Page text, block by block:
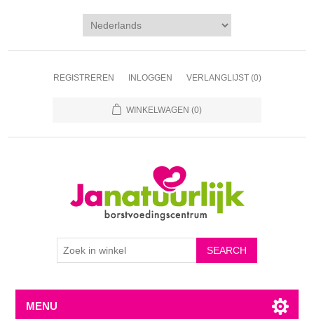
REGISTREREN INLOGGEN VERLANGLIJST (0)
WINKELWAGEN (0)
MENU